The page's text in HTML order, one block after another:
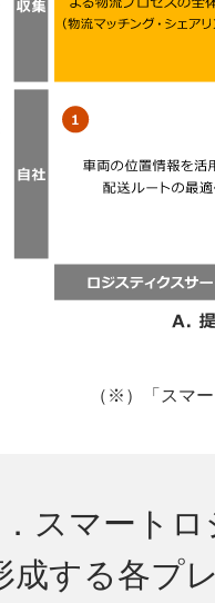
（※）「スマ
スマート
成する各プ